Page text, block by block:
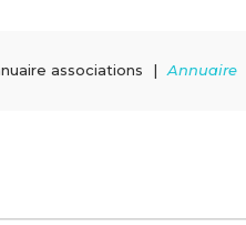
associations Annuaire